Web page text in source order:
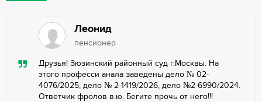
Леонид
пенсионер
Друзья! Зюзинский районный суд г.Москвы. На
этого професси анала заведены дело № 02-
4076/2025, дело № 2-1419/2026, дело №2-6990/2024.
Ответчик фролов в.ю. Бегите прочь от него!!!